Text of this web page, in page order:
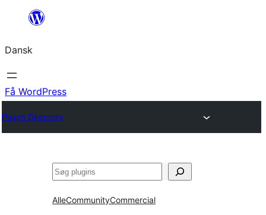
Spring
indhold
Dansk
Få WordPress
Plugin Directory
Søg
AlleCommunityCommercial